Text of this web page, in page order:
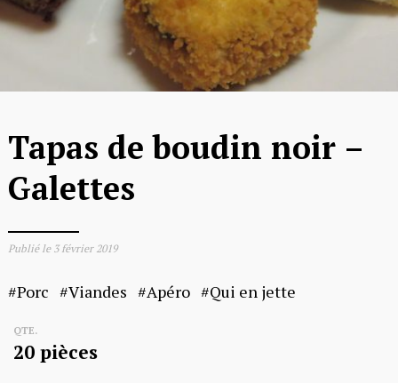
Tapas de boudin noir –
Galettes
Publié le 3 février 2019
Porc Viandes Apéro Qui en jette
QTE.
20 pièces